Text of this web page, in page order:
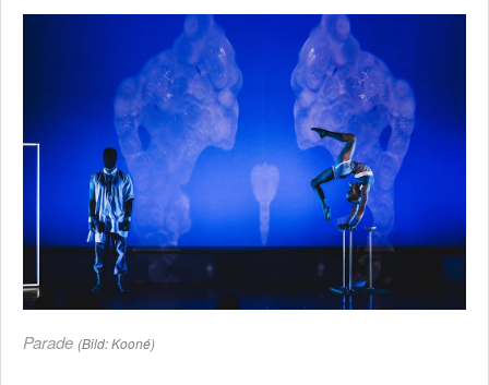
Parade (Bild: Kooné)